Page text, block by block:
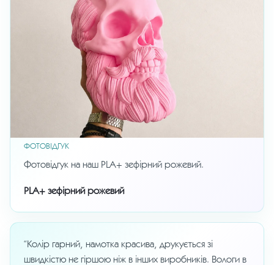
ФОТОВІДГУК
Фотовідгук на наш PLA+ зефірний рожевий.
PLA+ зефірний рожевий
“Колір гарний, намотка красива, друкується зі
швидкістю не гіршою ніж в інших виробників. Вологи в